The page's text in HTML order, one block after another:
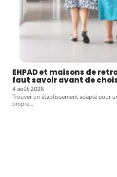
EHPAD et maisons de
faut savoir avant de
4 août 2026
Trouver un établissement adapté pour
propre…